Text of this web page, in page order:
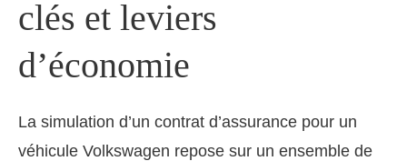
clés et leviers
d’économie
La simulation d’un contrat d’assurance pour un
véhicule Volkswagen repose sur un ensemble de